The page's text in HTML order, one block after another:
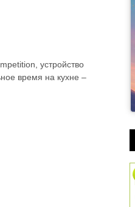
устройство
время на кухне –